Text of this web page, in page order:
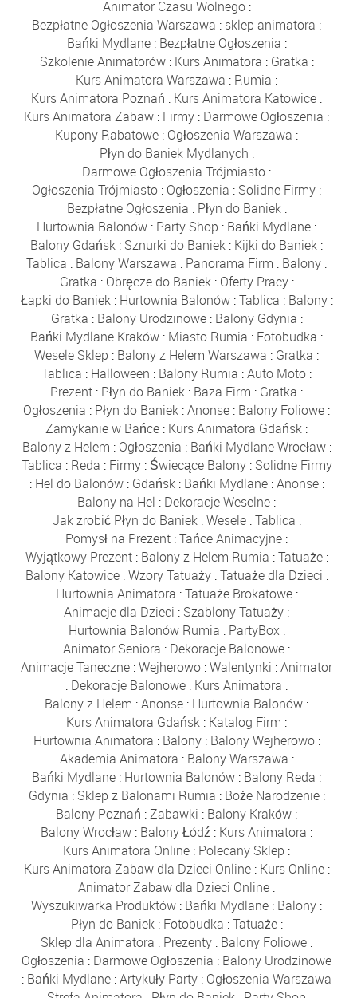
Animator Czasu Wolnego:
Bezpłatne Ogłoszenia Warszawa : sklep animatora :
Bańki Mydlane: Bezpłatne Ogłoszenia :
Szkolenie Animatorów: Kurs Animatora : Gratka :
Kurs Animatora Warszawa : Rumia :
Kurs Animatora Poznań : Kurs Animatora Katowice :
Kurs Animatora Zabaw : Firmy : Darmowe Ogłoszenia :
Kupony Rabatowe : Ogłoszenia Warszawa :
Płyn do Baniek Mydlanych :
Darmowe Ogłoszenia Trójmiasto :
Ogłoszenia Trójmiasto : Ogłoszenia : Solidne Firmy :
Bezpłatne Ogłoszenia : Płyn do Baniek:
Hurtownia Balonów : Party Shop : Bańki Mydlane :
Balony Gdańsk : Sznurki do Baniek : Kijki do Baniek :
Tablica : Balony Warszawa : Panorama Firm : Balony :
Gratka : Obręcze do Baniek: Oferty Pracy:
Łapki do Baniek: Hurtownia Balonów:Tablica : Balony:
Gratka : Balony Urodzinowe: Balony Gdynia :
Bańki Mydlane Kraków : Miasto Rumia : Fotobudka :
Wesele Sklep : Balony z Helem Warszawa : Gratka :
Tablica : Halloween : Balony Rumia :Auto Moto :
Prezent : Płyn do Baniek : Baza Firm : Gratka :
Ogłoszenia : Płyn do Baniek :Anonse : Balony Foliowe :
Zamykanie w Bańce : Kurs Animatora Gdańsk :
Balony z Helem : Ogłoszenia : Bańki Mydlane Wrocław:
Tablica : Reda : Firmy: Świecące Balony: Solidne Firmy
: Hel do Balonów: Gdańsk: Bańki Mydlane:Anonse:
Balony na Hel : Dekoracje Weselne :
Jak zrobić Płyn do Baniek:Wesele:Tablica :
Pomysł na Prezent :Tańce Animacyjne :
Wyjątkowy Prezent: Balony z Helem Rumia :Tatuaże:
Balony Katowice:Wzory Tatuaży:Tatuaże dla Dzieci :
Hurtownia Animatora :Tatuaże Brokatowe:
Animacje dla Dzieci : Szablony Tatuaży :
Hurtownia Balonów Rumia : PartyBox:
Animator Seniora : Dekoracje Balonowe :
Animacje Taneczne :Wejherowo :Walentynki :Animator
: Dekoracje Balonowe : Kurs Animatora :
Balony z Helem :Anonse : Hurtownia Balonów :
Kurs Animatora Gdańsk : Katalog Firm :
Hurtownia Animatora : Balony: Balony Wejherowo:
Akademia Animatora : Balony Warszawa :
Bańki Mydlane : Hurtownia Balonów : Balony Reda :
Gdynia : Sklep z Balonami Rumia : Boże Narodzenie:
Balony Poznań :Zabawki : Balony Kraków :
Balony Wrocław : Balony Łódź : Kurs Animatora :
Kurs Animatora Online : Polecany Sklep :
Kurs Animatora Zabaw dla Dzieci Online: Kurs Online:
Animator Zabaw dla Dzieci Online :
Wyszukiwarka Produktów : Bańki Mydlane : Balony :
Płyn do Baniek: Fotobudka :Tatuaże:
Sklep dla Animatora : Prezenty : Balony Foliowe :
Ogłoszenia : Darmowe Ogłoszenia : Balony Urodzinowe
: Bańki Mydlane :Artykuły Party : Ogłoszenia Warszawa